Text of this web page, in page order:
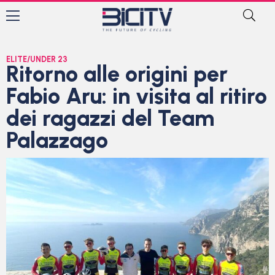
ELITE/UNDER 23
Ritorno alle origini per
Fabio Aru: in visita al ritiro
dei ragazzi del Team
Palazzago